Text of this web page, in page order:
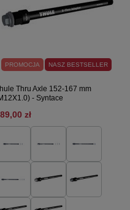
PROMOCJA NASZ BESTSELLER
Thru Axle 152-167 mm
- Syntace
zł